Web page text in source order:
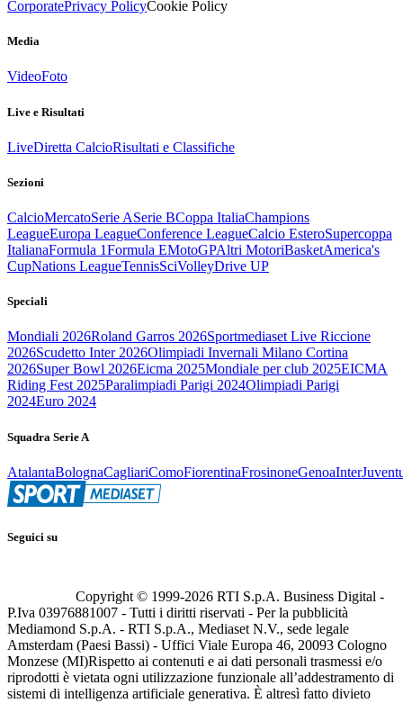
CorporatePrivacy PolicyCookie Policy
Media
VideoFoto
Live e Risultati
LiveDiretta CalcioRisultati e Classifiche
Sezioni
CalcioMercatoSerie ASerie BCoppa ItaliaChampions
LeagueEuropa LeagueConference LeagueCalcio EsteroSupercoppa
ItalianaFormula 1Formula EMotoGPAltri MotoriBasketAmerica's
CupNations LeagueTennisSciVolleyDrive UP
Speciali
Mondiali 2026Roland Garros 2026Sportmediaset Live Riccione
2026Scudetto Inter 2026Olimpiadi Invernali Milano Cortina
2026Super Bowl 2026Eicma 2025Mondiale per club 2025EICMA
Riding Fest 2025Paralimpiadi Parigi 2024Olimpiadi Parigi
2024Euro 2024
Squadra Serie A
AtalantaBolognaCagliariComoFiorentinaFrosinoneGenoaInter
Seguici su
Copyright © 1999-2026 RTI S.p.A. Business Digital -
P.Iva 03976881007 - Tutti i diritti riservati - Per la pubblicità
Mediamond S.p.A. - RTI S.p.A., Mediaset N.V., sede legale
Amsterdam (Paesi Bassi) - Uffici Viale Europa 46, 20093 Cologno
Monzese (MI)Rispetto ai contenuti e ai dati personali trasmessi e/o
riprodotti è vietata ogni utilizzazione funzionale all’addestramento di
sistemi di intelligenza artificiale generativa. È altresì fatto divieto